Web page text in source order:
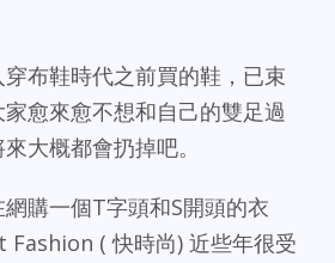
布鞋時代之前買的鞋，已束
愈來愈不想和自己的雙足過
大概都會扔掉吧。
購一個T字頭和S開頭的衣
Fashion ( 快時尚) 近些年很受